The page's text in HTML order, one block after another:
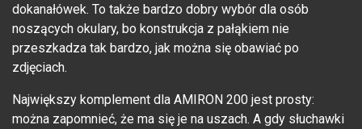
dokanałówek. To także bardzo dobry wybór dla osób
noszących okulary, bo konstrukcja z pałąkiem nie
przeszkadza tak bardzo, jak można się obawiać po
zdjęciach.
Największy komplement dla AMIRON 200 jest prosty:
można zapomnieć, że ma się je na uszach. A gdy słuchawki